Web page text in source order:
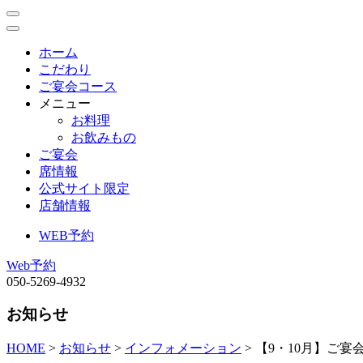
ホーム
こだわり
ご宴会コース
メニュー
お料理
お飲みもの
ご宴会
席情報
公式サイト限定
店舗情報
WEB予約
Web予約
050-5269-4932
お知らせ
HOME > お知らせ > インフォメーション > 【9・10月】ご宴